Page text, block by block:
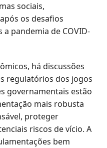
sociais,
os desafios
pandemia de COVID-
há discussões
regulatórios dos jogos
governamentais estão
mais robusta
proteger
riscos de vício. A
bem